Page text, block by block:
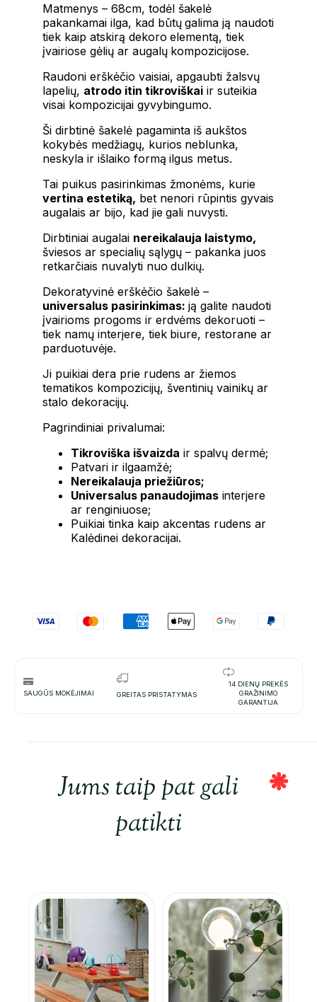
Matmenys – 68cm, todėl šakelė
pakankamai ilga, kad būtų galima ją naudoti
tiek kaip atskirą dekoro elementą, tiek
įvairiose gėlių ar augalų kompozicijose.
Raudoni erškėčio vaisiai, apgaubti žalsvų
lapelių, atrodo itin tikroviškai ir suteikia
visai kompozicijai gyvybingumo.
Ši dirbtinė šakelė pagaminta iš aukštos
kokybės medžiagų, kurios neblunka,
neskyla ir išlaiko formą ilgus metus.
Tai puikus pasirinkimas žmonėms, kurie
vertina estetiką, bet nenori rūpintis gyvais
augalais ar bijo, kad jie gali nuvysti.
Dirbtiniai augalai nereikalauja laistymo,
šviesos ar specialių sąlygų – pakanka juos
retkarčiais nuvalyti nuo dulkių.
Dekoratyvinė erškėčio šakelė –
universalus pasirinkimas: ją galite naudoti
įvairioms progoms ir erdvėms dekoruoti –
tiek namų interjere, tiek biure, restorane ar
parduotuvėje.
Ji puikiai dera prie rudens ar žiemos
tematikos kompozicijų, šventinių vainikų ar
stalo dekoracijų.
Pagrindiniai privalumai:
Tikroviška išvaizda ir spalvų dermė;
Patvari ir ilgaamžė;
Nereikalauja priežiūros;
Universalus panaudojimasinterjere
ar renginiuose;
Puikiai tinka kaip akcentas rudens ar
Kalėdinei dekoracijai.
SAUGŪS MOKĖJIMAI GREITAS PRISTATYMAS
14 DIENŲ PREKĖS
GRAŽINIMO
GARANTIJA
Jums taip pat gali
patikti